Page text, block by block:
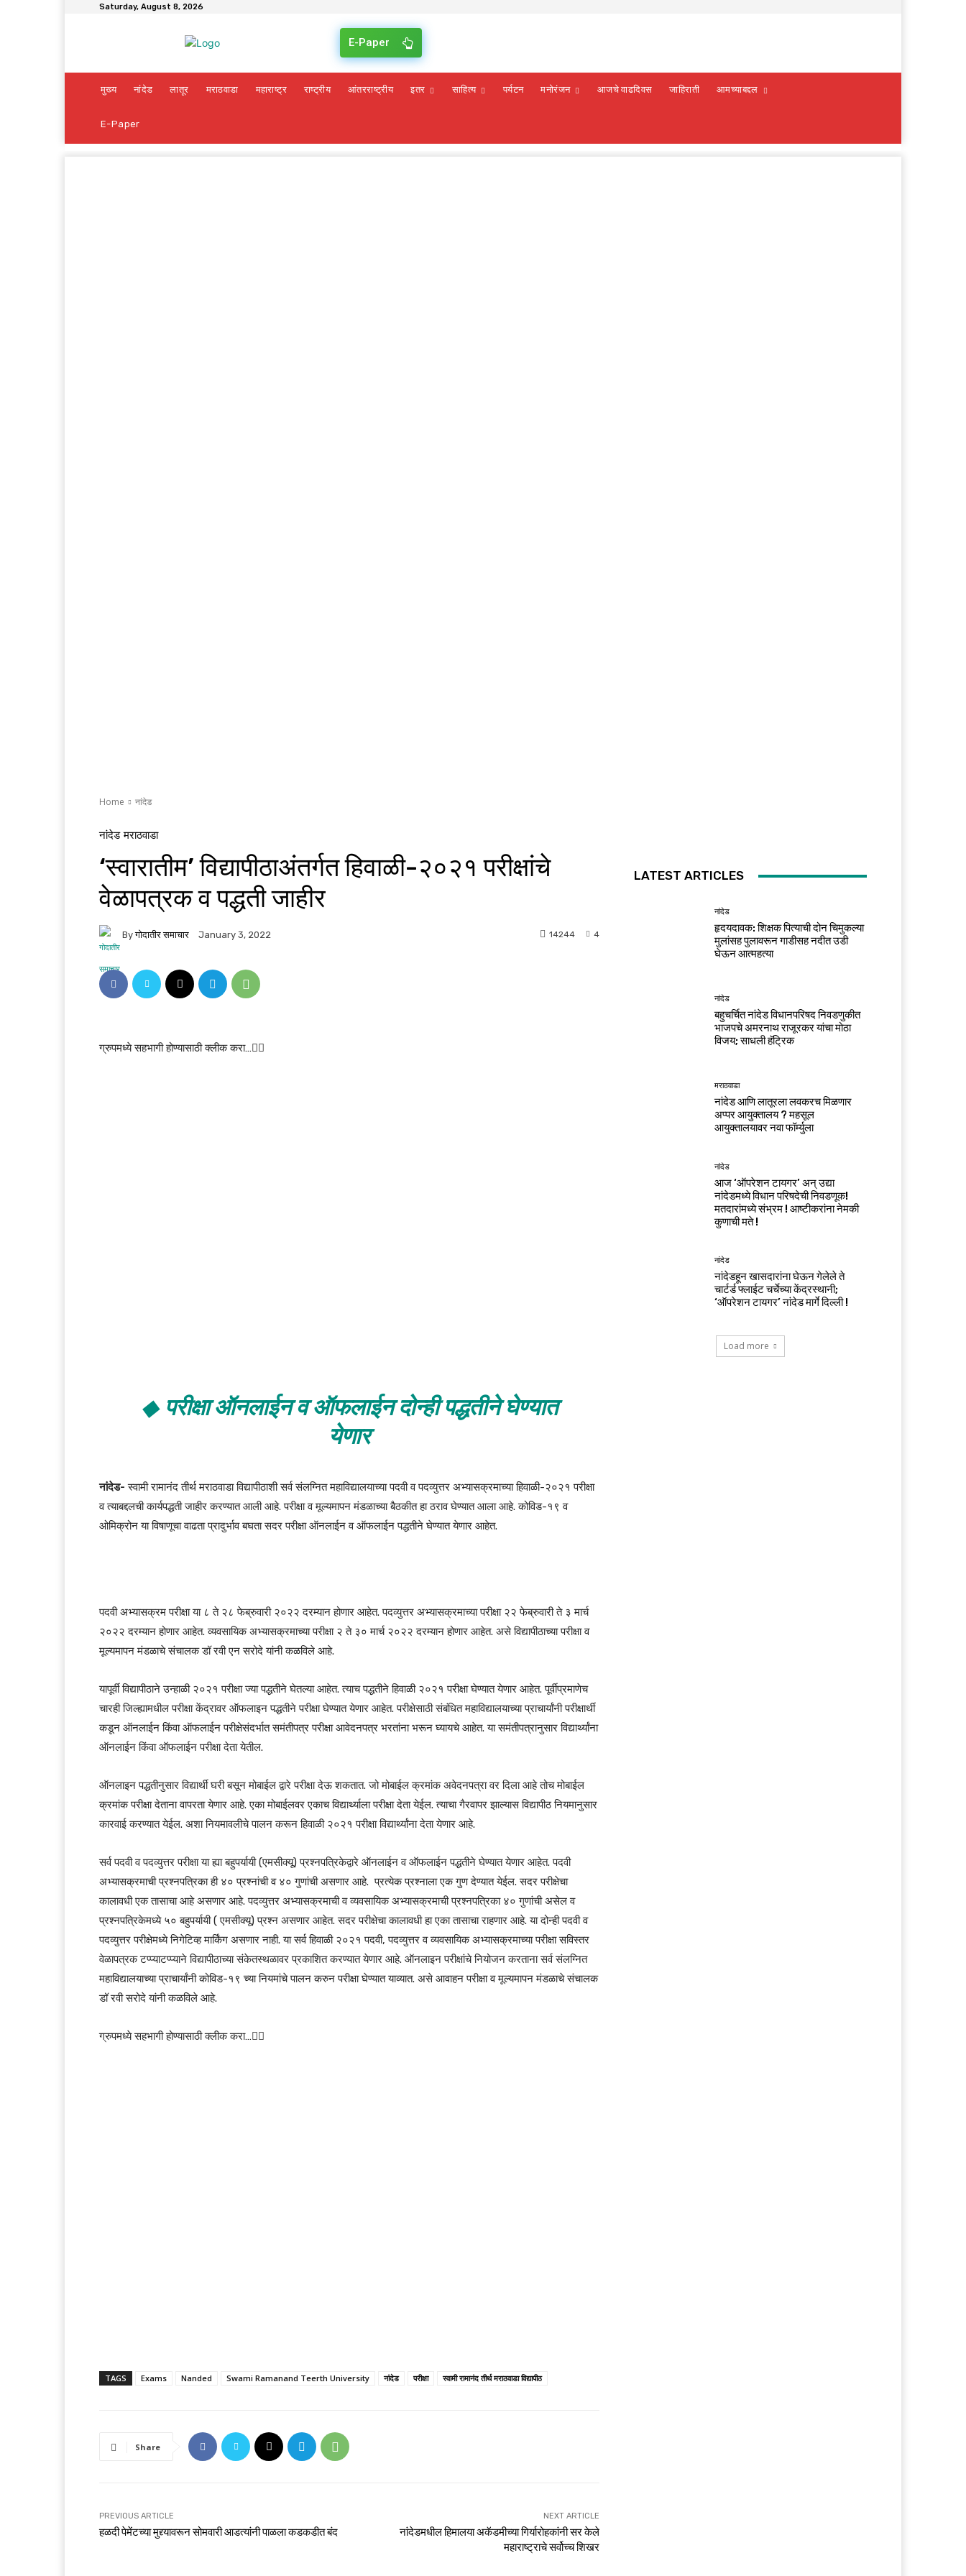
Saturday, August 8, 2026
E-Paper
मुख्य नांदेड लातूर मराठवाडा महाराष्ट्र राष्ट्रीय आंतरराष्ट्रीय इतर साहित्य पर्यटन मनोरंजन आजचे वाढदिवस जाहिराती आमच्याबद्दल
E-Paper
Home नांदेड
नांदेड मराठवाडा
‘स्वारातीम’ विद्यापीठाअंतर्गत हिवाळी-२०२१ परीक्षांचे
वेळापत्रक व पद्धती जाहीर
By गोदातीर समाचार January 3, 2022 4
14244
ग्रुपमध्ये सहभागी होण्यासाठी क्लीक करा…👆🏻
◆ परीक्षा ऑनलाईन व ऑफलाईन दोन्ही पद्धतीने घेण्यात
येणार
नांदेड- स्वामी रामानंद तीर्थ मराठवाडा विद्यापीठाशी सर्व संलग्नित महाविद्यालयाच्या पदवी व पदव्युत्तर अभ्यासक्रमाच्या हिवाळी-२०२१ परीक्षा
व त्याबद्दलची कार्यपद्धती जाहीर करण्यात आली आहे. परीक्षा व मूल्यमापन मंडळाच्या बैठकीत हा ठराव घेण्यात आला आहे. कोविड-१९ व
ओमिक्रोन या विषाणूचा वाढता प्रादुर्भाव बघता सदर परीक्षा ऑनलाईन व ऑफलाईन पद्धतीने घेण्यात येणार आहेत.
पदवी अभ्यासक्रम परीक्षा या ८ ते २८ फेब्रुवारी २०२२ दरम्यान होणार आहेत. पदव्युत्तर अभ्यासक्रमाच्या परीक्षा २२ फेब्रुवारी ते ३ मार्च
२०२२ दरम्यान होणार आहेत. व्यवसायिक अभ्यासक्रमाच्या परीक्षा २ ते ३० मार्च २०२२ दरम्यान होणार आहेत. असे विद्यापीठाच्या परीक्षा व
मूल्यमापन मंडळाचे संचालक डॉ रवी एन सरोदे यांनी कळविले आहे.
यापूर्वी विद्यापीठाने उन्हाळी २०२१ परीक्षा ज्या पद्धतीने घेतल्या आहेत. त्याच पद्धतीने हिवाळी २०२१ परीक्षा घेण्यात येणार आहेत. पूर्वीप्रमाणेच
चारही जिल्ह्यामधील परीक्षा केंद्रावर ऑफलाइन पद्धतीने परीक्षा घेण्यात येणार आहेत. परीक्षेसाठी संबंधित महाविद्यालयाच्या प्राचार्यांनी परीक्षार्थी
कडून ऑनलाईन किंवा ऑफलाईन परीक्षेसंदर्भात समंतीपत्र परीक्षा आवेदनपत्र भरतांना भरून घ्यायचे आहेत. या समंतीपत्रानुसार विद्यार्थ्यांना
ऑनलाईन किंवा ऑफलाईन परीक्षा देता येतील.
ऑनलाइन पद्धतीनुसार विद्यार्थी घरी बसून मोबाईल द्वारे परीक्षा देऊ शकतात. जो मोबाईल क्रमांक अवेदनपत्रा वर दिला आहे तोच मोबाईल
क्रमांक परीक्षा देताना वापरता येणार आहे. एका मोबाईलवर एकाच विद्यार्थ्याला परीक्षा देता येईल. त्याचा गैरवापर झाल्यास विद्यापीठ नियमानुसार
कारवाई करण्यात येईल. अशा नियमावलीचे पालन करून हिवाळी २०२१ परीक्षा विद्यार्थ्यांना देता येणार आहे.
सर्व पदवी व पदव्युत्तर परीक्षा या ह्या बहुपर्यायी (एमसीक्यू) प्रश्नपत्रिकेद्वारे ऑनलाईन व ऑफलाईन पद्धतीने घेण्यात येणार आहेत. पदवी
अभ्यासक्रमाची प्रश्नपत्रिका ही ४० प्रश्नांची व ४० गुणांची असणार आहे. प्रत्येक प्रश्नाला एक गुण देण्यात येईल. सदर परीक्षेचा
कालावधी एक तासाचा आहे असणार आहे. पदव्युत्तर अभ्यासक्रमाची व व्यवसायिक अभ्यासक्रमाची प्रश्नपत्रिका ४० गुणांची असेल व
प्रश्नपत्रिकेमध्ये ५० बहुपर्यायी ( एमसीक्यू) प्रश्न असणार आहेत. सदर परीक्षेचा कालावधी हा एका तासाचा राहणार आहे. या दोन्ही पदवी व
पदव्युत्तर परीक्षेमध्ये निगेटिव्ह मार्किंग असणार नाही. या सर्व हिवाळी २०२१ पदवी, पदव्युत्तर व व्यवसायिक अभ्यासक्रमाच्या परीक्षा सविस्तर
वेळापत्रक टप्प्याटप्प्याने विद्यापीठाच्या संकेतस्थळावर प्रकाशित करण्यात येणार आहे. ऑनलाइन परीक्षांचे नियोजन करताना सर्व संलग्नित
महाविद्यालयाच्या प्राचार्यांनी कोविड-१९ च्या नियमांचे पालन करुन परीक्षा घेण्यात याव्यात. असे आवाहन परीक्षा व मूल्यमापन मंडळाचे संचालक
डॉ रवी सरोदे यांनी कळविले आहे.
ग्रुपमध्ये सहभागी होण्यासाठी क्लीक करा…👆🏻
TAGS Exams Nanded Swami Ramanand Teerth University नांदेड परीक्षा स्वामी रामानंद तीर्थ मराठवाडा विद्यापीठ
Share
PREVIOUS ARTICLE
हळदी पेमेंटच्या मुद्द्यावरून सोमवारी आडत्यांनी पाळला कडकडीत बंद
NEXT ARTICLE
नांदेडमधील हिमालया अकॅडमीच्या गिर्यारोहकांनी सर केले
महाराष्ट्राचे सर्वोच्च शिखर
LATEST ARTICLES
नांदेड
हृदयदावक: शिक्षक पित्याची दोन चिमुकल्या
मुलांसह पुलावरून गाडीसह नदीत उडी
घेऊन आत्महत्या
नांदेड
बहुचर्चित नांदेड विधानपरिषद निवडणुकीत
भाजपचे अमरनाथ राजूरकर यांचा मोठा
विजय; साधली हॅट्रिक
मराठवाडा
नांदेड आणि लातूरला लवकरच मिळणार
अप्पर आयुक्तालय ? महसूल
आयुक्तालयावर नवा फॉर्म्युला
नांदेड
आज ‘ऑपरेशन टायगर’ अन् उद्या
नांदेडमध्ये विधान परिषदेची निवडणूक!
मतदारांमध्ये संभ्रम ! आष्टीकरांना नेमकी
कुणाची मते !
नांदेड
नांदेडहून खासदारांना घेऊन गेलेले ते
चार्टर्ड फ्लाईट चर्चेच्या केंद्रस्थानी;
‘ऑपरेशन टायगर’ नांदेड मार्गे दिल्ली !
Load more